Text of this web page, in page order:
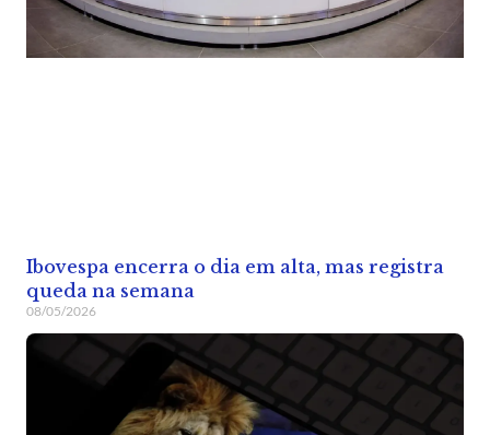
Ibovespa encerra o dia em alta, mas registra
queda na semana
08/05/2026